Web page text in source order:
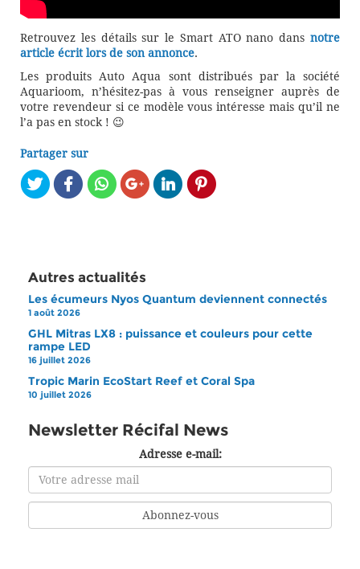
Retrouvez les détails sur le Smart ATO nano dans notre
article écrit lors de son annonce.
Les produits Auto Aqua sont distribués par la société
Aquarioom, n’hésitez-pas à vous renseigner auprès de
votre revendeur si ce modèle vous intéresse mais qu’il ne
l’a pas en stock ! 😉
Partager sur
Autres actualités
Les écumeurs Nyos Quantum deviennent connectés
1 août 2026
GHL Mitras LX8 : puissance et couleurs pour cette
rampe LED
16 juillet 2026
Tropic Marin EcoStart Reef et Coral Spa
10 juillet 2026
Newsletter Récifal News
Adresse e-mail: